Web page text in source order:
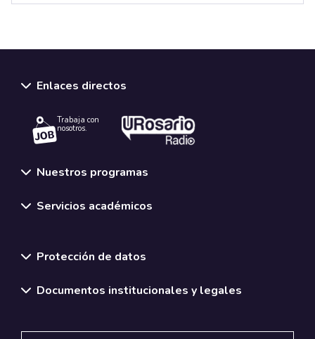
Enlaces directos
Trabaja con
nosotros.
Nuestros programas
Servicios académicos
Protección de datos
Documentos institucionales y legales